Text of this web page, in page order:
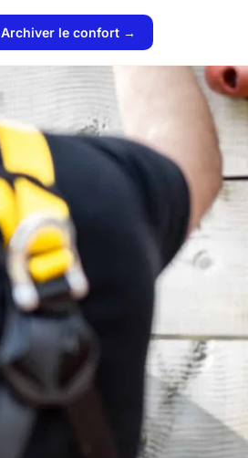
Archiver le confort →